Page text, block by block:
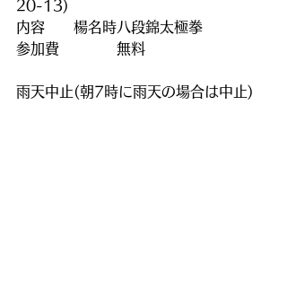
20-13)
内容　　楊名時八段錦太極拳
参加費　　　　無料
雨天中止(朝7時に雨天の場合は中止)